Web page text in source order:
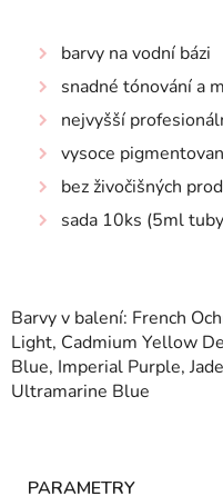
barvy na vodní bázi
snadné tónování a
nejvyšší
vysoce
bez živočišných
sada 10ks (5ml
Barvy v balení: French
Light, Cadmium Yellow
Blue, Imperial Purple,
Ultramarine Blue